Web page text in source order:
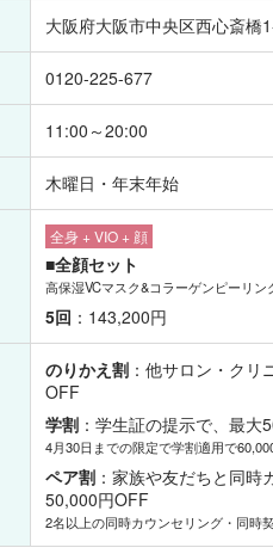
大阪府大阪市中央区西心斎橋
0120-225-677
11:00～20:00
木曜日・年末年始
全身 + VIO + 顔
■全顔セット
高保湿VCマスク&コラーゲンピーリン
5回 ：143,200円
のりかえ割 ：他サロン・ク
OFF
学割 ：学生証の提示で、最大
4月30日までの限定で学割適用で
ペア割 ：家族や友だちと同
50,000円OFF
2名以上の同時カウンセリング・同時